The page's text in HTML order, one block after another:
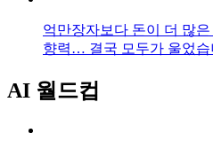
억만장자보다 돈이 더 많
향력… 결국 모두가 울었습
AI 월드컵